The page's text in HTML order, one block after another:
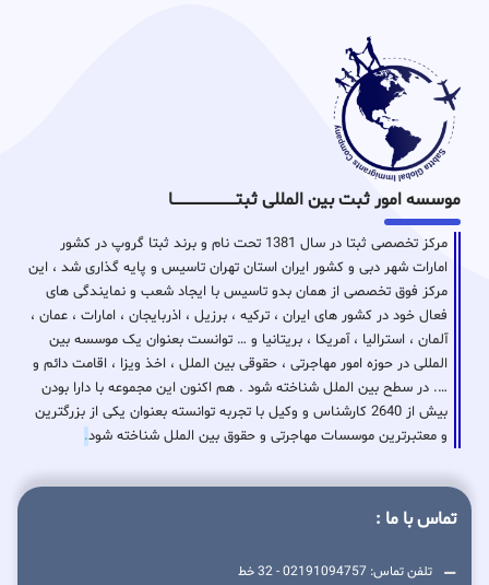
موسسه امور ثبت بین المللی ثبتـــــــــــــــــــــــــــــا
مرکز تخصصی ثبتا در سال 1381 تحت نام و برند ثبتا گروپ در کشور
امارات شهر دبی و کشور ایران استان تهران تاسیس و پایه گذاری شد ، این
مرکز فوق تخصصی از همان بدو تاسیس با ایجاد شعب و نمایندگی های
فعال خود در کشور های ایران ، ترکیه ، برزیل ، اذربایجان ، امارات ، عمان ،
آلمان ، استرالیا ، آمریکا ، بریتانیا و … توانست بعنوان یک موسسه بین
المللی در حوزه امور مهاجرتی ، حقوقی بین الملل ، اخذ ویزا ، اقامت دائم و
…. در سطح بین الملل شناخته شود . هم اکنون این مجموعه با دارا بودن
بیش از 2640 کارشناس و وکیل با تجربه توانسته بعنوان یکی از بزرگترین
و معتبرترین موسسات مهاجرتی و حقوق بین الملل شناخته شود.
تماس با ما :
تلفن تماس: 02191094757 - 32 خط